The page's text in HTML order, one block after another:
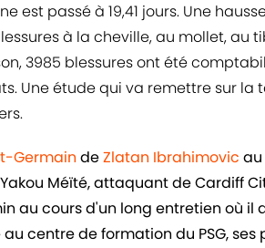
est passé à 19,41 jours. Une
à la cheville, au mollet, au
3985 blessures ont été
Une étude qui va remettre sur la
Germain deZlatan Ibrahimovic
Méïté, attaquant de Cardiff
au cours d'un long entretien où il
centre de formation du PSG,